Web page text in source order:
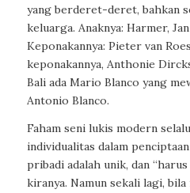
yang berderet-deret, bahkan
keluarga. Anaknya: Harmer,
Keponakannya: Pieter van
keponakannya, Anthonie
Bali ada Mario Blanco yang
Antonio Blanco.
Faham seni lukis modern
individualitas dalam
pribadi adalah unik, dan
kiranya. Namun sekali lagi,